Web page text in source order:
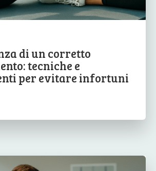
di un corretto
tecniche e
per evitare infortuni